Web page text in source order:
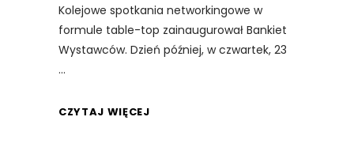
Kolejowe spotkania networkingowe w
formule table-top zainaugurował Bankiet
Wystawców. Dzień później, w czwartek, 23
CZYTAJ WIĘCEJ